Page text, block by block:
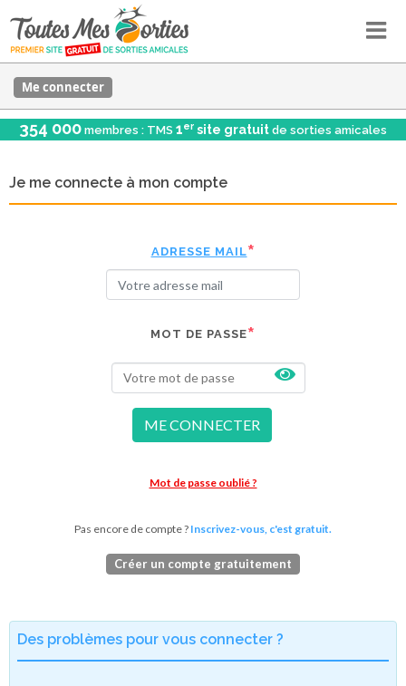
Me connecter
354 000 membres : TMS 1er site gratuit de sorties amicales
Je me connecte à mon compte
ADRESSE MAIL
MOT DE PASSE
ME CONNECTER
Mot de passe oublié ?
Pas encore de compte ? Inscrivez-vous, c'est gratuit.
Créer un compte gratuitement
Des problèmes pour vous connecter ?